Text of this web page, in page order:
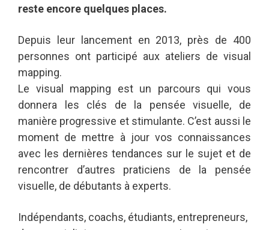
reste encore quelques places.
Depuis leur lancement en 2013, près de 400
personnes ont participé aux ateliers de visual
mapping.
Le visual mapping est un parcours qui vous
donnera les clés de la pensée visuelle, de
manière progressive et stimulante. C’est aussi le
moment de mettre à jour vos connaissances
avec les dernières tendances sur le sujet et de
rencontrer d’autres praticiens de la pensée
visuelle, de débutants à experts.
Indépendants, coachs, étudiants, entrepreneurs,